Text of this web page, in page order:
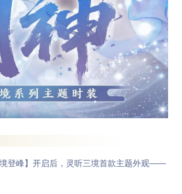
境登峰】开启后，灵听三境首款主题外观——